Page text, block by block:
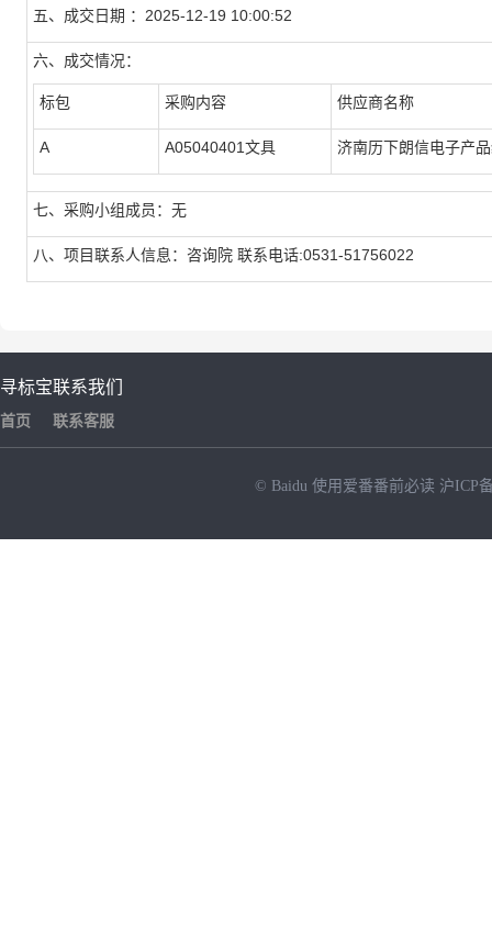
五、成交日期 ：2025-12-19 10:00:52
六、成交情况：
标包 采购内容 供应商名称
A A05040401文具 济南历下朗信电子产
七、采购小组成员：无
八、项目联系人信息：咨询院 联系电话:0531-51756022
寻标宝
首页
联系我们
联系客服
© Baidu 使用爱番番前必读 沪ICP